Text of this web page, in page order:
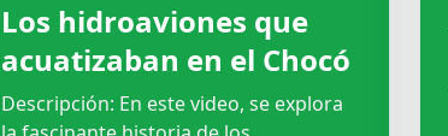
Los hidroaviones que
acuatizaban en el Chocó
Descripción: En este video, se explora